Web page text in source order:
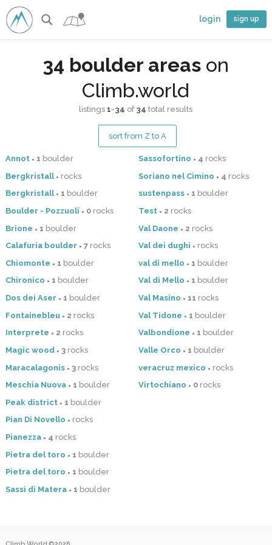
login sign up
34 boulder areas on
Climb.world
listings1-34 of 34 total results
sort from Z to A
Annot ● 1 boulder
Bergkristall ● rocks
Bergkristall ● 1 boulder
Boulder - Pozzuoli ● 0rocks
Brione ● 1 boulder
Calafuria boulder ● 7rocks
Chiomonte ● 1 boulder
Chironico ● 1 boulder
Dos dei Aser ● 1 boulder
Fontainebleu ● 2 rocks
Interprete ● 2 rocks
Magic wood ● 3rocks
Maracalagonis ● 3rocks
Meschia Nuova ● 1 boulder
Peak district ● 1 boulder
Pian Di Novello ● rocks
Pianezza ● 4 rocks
Pietra del toro ● 1 boulder
Pietra del toro ● 1 boulder
Sassi di Matera ● 1 boulder
Sassofortino ● 4 rocks
Soriano nel Cimino ● 4 rocks
sustenpass ● 1 boulder
Test ● 2 rocks
Val Daone ● 2 rocks
Val dei dughi ● rocks
val di mello ● 1 boulder
Val di Mello ● 1 boulder
Val Masino ● 11 rocks
Val Tidone ● 1 boulder
Valbondione ● 1 boulder
Valle Orco ● 1 boulder
veracruz mexico ● rocks
Virtochiano ● 0 rocks